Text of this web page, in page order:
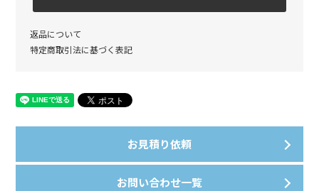
返品について
特定商取引法に基づく表記
お見積り依頼
お問い合わせ一覧